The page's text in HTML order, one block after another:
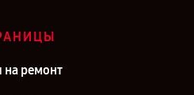
на ремонт